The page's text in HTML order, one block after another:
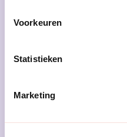
Voorkeuren
Statistieken
Marketing
Voorjaars Algemene